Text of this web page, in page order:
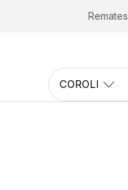
Remates